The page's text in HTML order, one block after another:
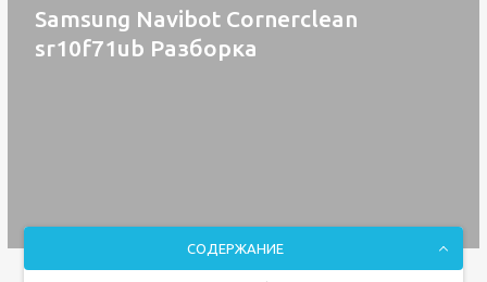
Samsung Navibot Cornerclean
sr10f71ub Разборка
СОДЕРЖАНИЕ